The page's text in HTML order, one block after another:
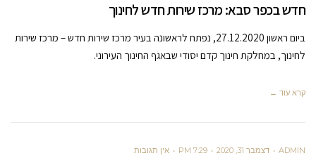
חדש בכפר סבא: מרכז שירות חדש לחינוך
ביום ראשון 27.12.2020, נפתח לראשונה בעיר מרכז שירות חדש – מרכז שירות
לחינוך, במחלקת חינוך קדם יסודי שבאגף החינוך העירוני.
קרא עוד ←
ADMIN דצמבר 31, 2020 7:29 PM אין תגובות